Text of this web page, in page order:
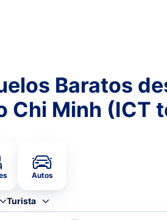
Baratos
Chi Minh (ICT
Autos
Turista